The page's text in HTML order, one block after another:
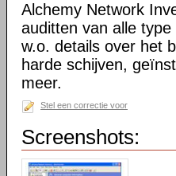
Alchemy Network
auditten van alle
w.o. details over het
harde schijven,
meer.
Stel een correctie voor
Screenshots: